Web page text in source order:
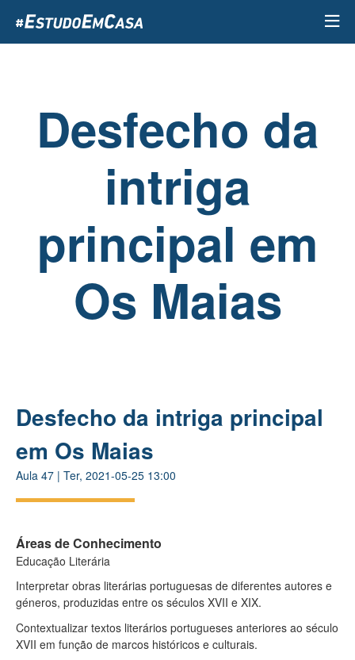
para
o
Desfecho da
intriga
principal em
Os Maias
Desfecho da intriga principal
em Os Maias
Aula 47 | Ter, 2021-05-25 13:00
Áreas de Conhecimento
Educação Literária
Interpretar obras literárias portuguesas de diferentes autores e
géneros, produzidas entre os séculos XVII e XIX.
Contextualizar textos literários portugueses anteriores ao século
XVII em função de marcos históricos e culturais.